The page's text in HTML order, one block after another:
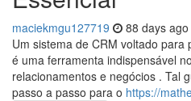
maciekmgu127719 88 days ago
Um sistema de CRM voltado
é uma ferramenta indispensável
relacionamentos e negócios . Tal
passo a passo para o https://